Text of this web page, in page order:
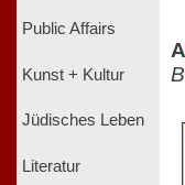
Public Affairs
Kunst + Kultur
Jüdisches Leben
Literatur
A